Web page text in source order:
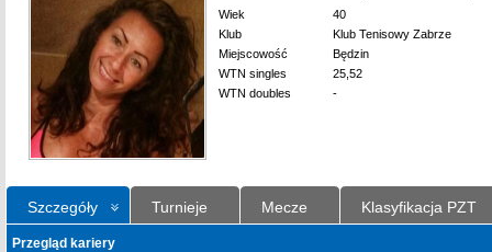
Wiek
40
Klub
Klub Tenisowy Zabrze
Miejscowość
Będzin
WTN singles
25,52
WTN doubles
-
Szczegóły Turnieje Mecze Klasyfikacja PZT
Przegląd kariery